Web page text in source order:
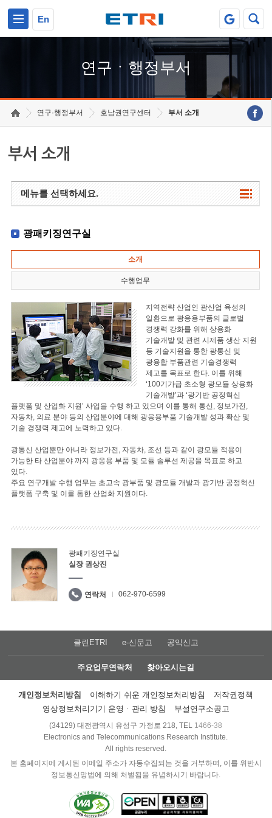
En
연구ㆍ행정부서
연구·행정부서 호남권연구센터 부서 소개
부서 소개
메뉴를 선택하세요.
광패키징연구실
소개
수행업무
지역전략 산업인 광산업 육성의
일환으로 광응용부품의 글로벌
경쟁력 강화를 위해 상용화
기술개발 및 관련 시제품 생산 지원
등 기술지원을 통한 광통신 및
광융합 부품관련 기술경쟁력
제고를 목표로 한다. 이를 위해
‘100기가급 초소형 광모듈 상용화
기술개발’과 ‘광기반 공정혁신
플랫폼 및 산업화 지원’ 사업을 수행 하고 있으며 이를 통해 통신, 정보가전,
자동차, 의료 분야 등의 산업분야에 대해 광응용부품 기술개발 성과 확산 및
기술 경쟁력 제고에 노력하고 있다.
광통신 산업뿐만 아니라 정보가전, 자동차, 조선 등과 같이 광모듈 적용이
가능한 타 산업분야 까지 광응용 부품 및 모듈 솔루션 제공을 목표로 하고
있다.
주요 연구개발 수행 업무는 초고속 광부품 및 광모듈 개발과 광기반 공정혁신
플랫폼 구축 및 이를 통한 산업화 지원이다.
광패키징연구실
실장 권상진
연락처 062-970-6599
클린ETRI e-신문고 공익신고
주요업무연락처 찾아오시는길
개인정보처리방침 이해하기 쉬운 개인정보처리방침
저작권정책
영상정보처리기기 운영ㆍ관리 방침
부설연구소공고
(34129) 대전광역시 유성구 가정로 218, TEL 1466-38
Electronics and Telecommunications Research Institute.
All rights reserved.
본 홈페이지에 게시된 이메일 주소가 자동수집되는 것을 거부하며, 이를 위반시
정보통신망법에 의해 처벌됨을 유념하시기 바랍니다.